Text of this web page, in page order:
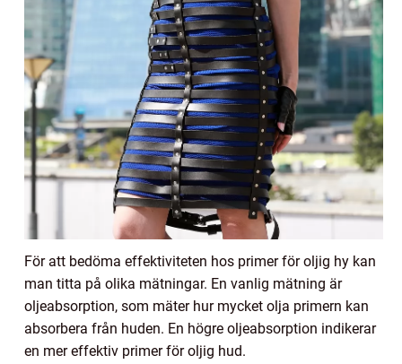
För att bedöma effektiviteten hos primer för oljig hy kan
man titta på olika mätningar. En vanlig mätning är
oljeabsorption, som mäter hur mycket olja primern kan
absorbera från huden. En högre oljeabsorption indikerar
en mer effektiv primer för oljig hud.